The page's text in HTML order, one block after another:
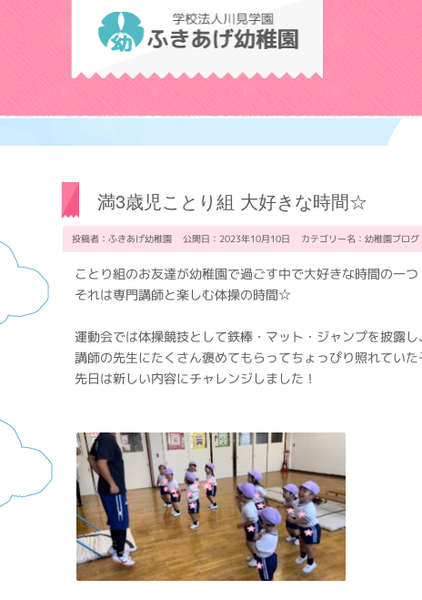
満3歳児ことり組 大好きな時間☆
投稿者：ふきあげ幼稚園 公開日：2023年10月10日 カテゴリー名： 幼稚園ブログ
ことり組のお友達が幼稚園で過ごす中で大好きな時間の一つ
それは専門講師と楽しむ体操の時間☆
運動会では体操競技として鉄棒・マット・ジャンプを披露し
講師の先生にたくさん褒めてもらってちょっぴり照れてい
先日は新しい内容にチャレンジしました！